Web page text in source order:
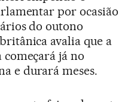
por ocasião
do outono
avalia que a
já no
e durará meses.